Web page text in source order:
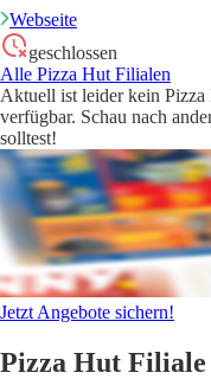
Webseite
geschlossen
Alle Pizza Hut Filialen
Aktuell ist leider kein Pizza
verfügbar. Schau nach
solltest!
Jetzt Angebote sichern!
Pizza Hut Filiale